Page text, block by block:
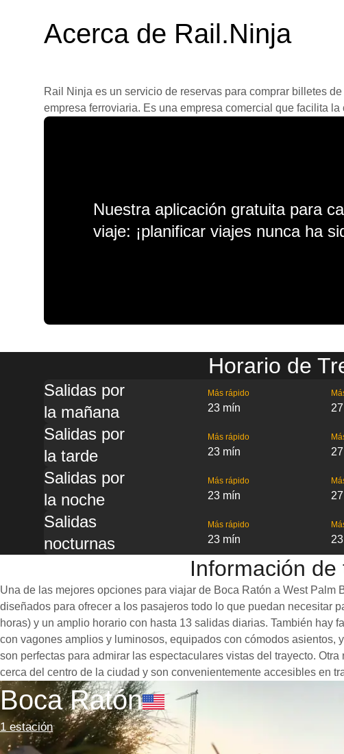
Acerca de Rail.Ninja
Rail Ninja es un servicio de reservas para comprar billetes
empresa ferroviaria. Es una empresa comercial que facilita
Nuestra aplicación gratuita para
viaje: ¡planificar viajes nunca ha
Horario de
Salidas por
la mañana
Más rápido
23 mín
Salidas por
la tarde
Más rápido
23 mín
Salidas por
la noche
Más rápido
23 mín
Salidas
nocturnas
Más rápido
23 mín
Información
Una de las mejores opciones para viajar de Boca Ratón a West
diseñados para ofrecer a los pasajeros todo lo que puedan necesitar
horas) y un amplio horario con hasta 13 salidas diarias. También hay
con vagones amplios y luminosos, equipados con cómodos
son perfectas para admirar las espectaculares vistas del trayecto.
cerca del centro de la ciudad y son convenientemente accesibles en
Boca Ratón
1 estación